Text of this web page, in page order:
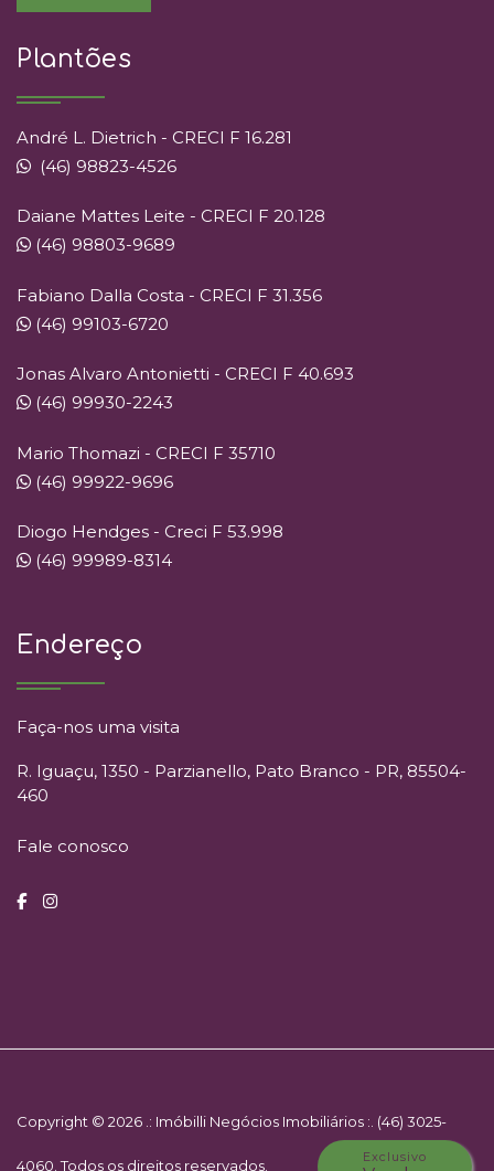
Plantões
André L. Dietrich - CRECI F 16.281
(46) 98823-4526
Daiane Mattes Leite - CRECI F 20.128
(46) 98803-9689
Fabiano Dalla Costa - CRECI F 31.356
(46) 99103-6720
Jonas Alvaro Antonietti - CRECI F 40.693
(46) 99930-2243
Mario Thomazi - CRECI F 35710
(46) 99922-9696
Diogo Hendges - Creci F 53.998
(46) 99989-8314
Endereço
Faça-nos uma visita
R. Iguaçu, 1350 - Parzianello, Pato Branco - PR, 85504-
460
Fale conosco
Copyright © 2026 .: Imóbilli Negócios Imobiliários :. (46) 3025-
4060. Todos os direitos reservados.
Exclusivo